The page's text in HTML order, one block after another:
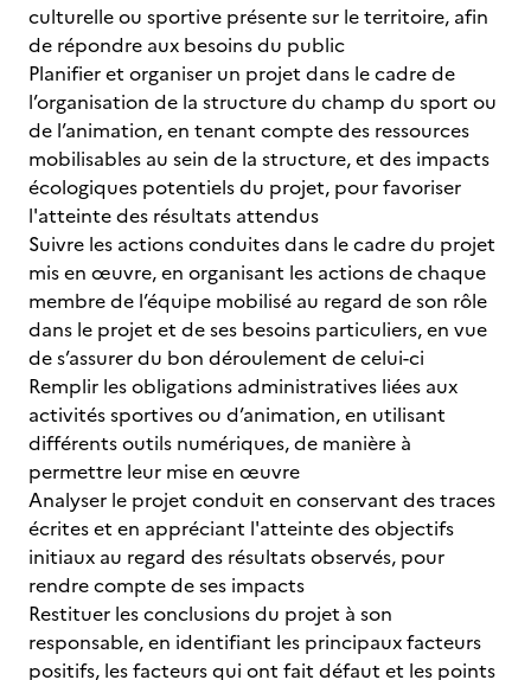
culturelle ou sportive présente sur le territoire, afin
de répondre aux besoins du public
Planifier et organiser un projet dans le cadre de
l’organisation de la structure du champ du sport ou
de l’animation, en tenant compte des ressources
mobilisables au sein de la structure, et des impacts
écologiques potentiels du projet, pour favoriser
l'atteinte des résultats attendus
Suivre les actions conduites dans le cadre du projet
mis en œuvre, en organisant les actions de chaque
membre de l’équipe mobilisé au regard de son rôle
dans le projet et de ses besoins particuliers, en vue
de s’assurer du bon déroulement de celui-ci
Remplir les obligations administratives liées aux
activités sportives ou d’animation, en utilisant
différents outils numériques, de manière à
permettre leur mise en œuvre
Analyser le projet conduit en conservant des traces
écrites et en appréciant l'atteinte des objectifs
initiaux au regard des résultats observés, pour
rendre compte de ses impacts
Restituer les conclusions du projet à son
responsable, en identifiant les principaux facteurs
positifs, les facteurs qui ont fait défaut et les points